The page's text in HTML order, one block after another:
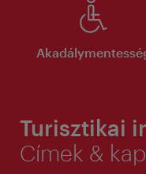
Turisztikai
Címek &